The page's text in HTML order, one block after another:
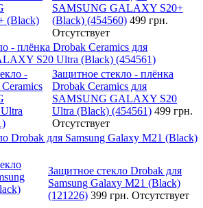
SAMSUNG GALAXY S20+
(Black) (454560) 499 грн.
Отсутствует
- плёнка Drobak Ceramics для
S20 Ultra (Black) (454561)
Защитное стекло - плёнка
Drobak Ceramics для
SAMSUNG GALAXY S20
Ultra (Black) (454561) 499 грн.
Отсутствует
Drobak для Samsung Galaxy М21 (Black)
Защитное стекло Drobak для
Samsung Galaxy М21 (Black)
(121226) 399 грн. Отсутствует